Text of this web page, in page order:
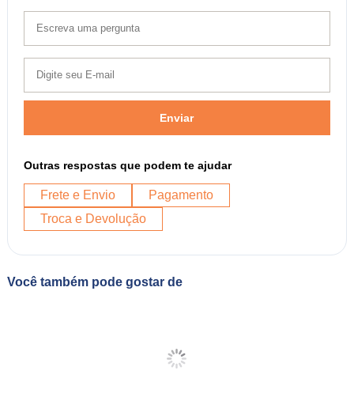
Enviar
Outras respostas que podem te ajudar
Frete e Envio
Pagamento
Troca e Devolução
Você também pode gostar de